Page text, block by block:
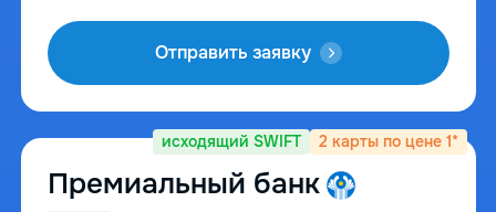
Отправить заявку
исходящий SWIFT 2 карты по цене 1*
Премиальный банк